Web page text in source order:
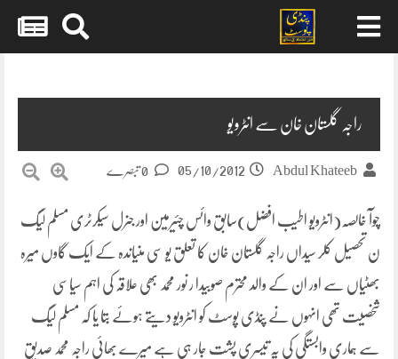
راجہ گلستان خان سے انٹرویو
Abdul Khateeb
05/10/2012
چوآ خالصہ(انٹرویو اطیب افضل)سابق وائس چئیرمین اور جنرل سیکرٹری مسلم لیگ
ن تحصیل کلر سیداں راجہ گلستان خان کا تعلق یو سی منیاندہ کے ایک گاوں میرہ
بھٹیاں سے اور ان کے والد محترم صوبیدا ر نور محمد بھی علاقہ کی اہم سیاسی
شخصیت تھی انہوں نے پنڈی پوسٹ کو انٹرویو دیتے ہوئے بتا یا کہ مسلم لیگ
سے ہماری وابستگی کی یہ تیسری پشت جار ہی ہے میرے بھائی راجہ محمد صدیق